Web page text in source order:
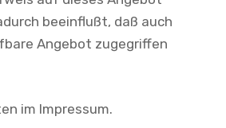
beeinflußt, daß auch
Angebot zugegriffen
im Impressum.